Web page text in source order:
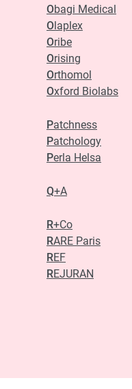
Obagi Medical
Olaplex
Oribe
Orising
Orthomol
Oxford Biolabs
Patchness
Patchology
Perla Helsa
Q+A
R+Co
RARE Paris
REF
REJURAN